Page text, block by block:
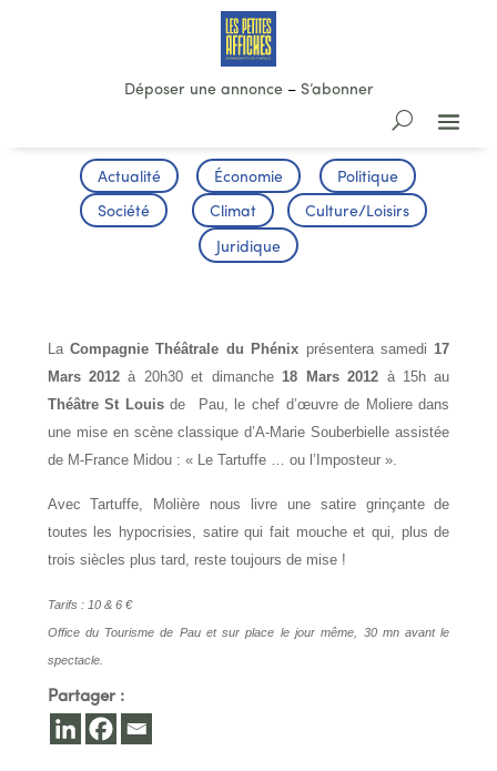
Déposer une annonce– S’abonner
Actualité Économie Politique
Société Climat Culture/Loisirs
Juridique
La Compagnie Théâtrale du Phénix présentera samedi 17
Mars 2012 à 20h30 et dimanche18 Mars 2012 à 15h au
Théâtre St Louisde Pau, le chef d’œuvre de Moliere dans
une mise en scène classique d’A-Marie Souberbielle assistée
de M-France Midou : « Le Tartuffe … ou l’Imposteur ».
Avec Tartuffe, Molière nous livre une satire grinçante de
toutes les hypocrisies, satire qui fait mouche et qui, plus de
trois siècles plus tard, reste toujours de mise !
Tarifs : 10 & 6 €
Office du Tourisme de Pau et sur place le jour même, 30 mn avant le
spectacle.
Partager :